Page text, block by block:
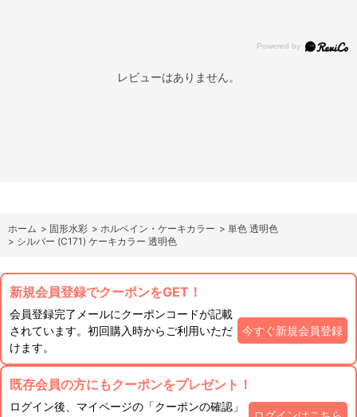
レビューはありません。
ホーム > 固形水彩 > ホルベイン・ケーキカラー > 単色 透明色
> シルバー (C171) ケーキカラー 透明色
新規会員登録でクーポンをGET！
会員登録完了メールにクーポンコードが記載
されています。初回購入時からご利用いただ
けます。
今すぐ新規会員登録
既存会員の方にもクーポンをプレゼント！
ログイン後、マイページの「クーポンの確認」